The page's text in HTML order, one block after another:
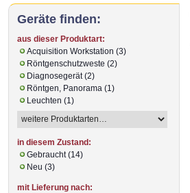
Geräte finden:
aus dieser Produktart:
Acquisition Workstation (3)
Röntgenschutzweste (2)
Diagnosegerät (2)
Röntgen, Panorama (1)
Leuchten (1)
in diesem Zustand:
Gebraucht (14)
Neu (3)
mit Lieferung nach: